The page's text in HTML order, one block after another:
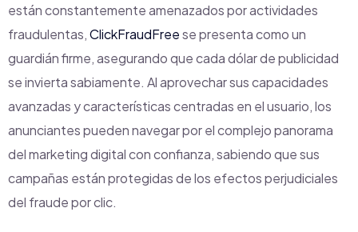
están constantemente amenazados por actividades
fraudulentas,ClickFraudFreese presenta como un
guardián firme, asegurando que cada dólar de publicidad
se invierta sabiamente. Al aprovechar sus capacidades
avanzadas y características centradas en el usuario, los
anunciantes pueden navegar por el complejo panorama
del marketing digital con confianza, sabiendo que sus
campañas están protegidas de los efectos perjudiciales
del fraude por clic.